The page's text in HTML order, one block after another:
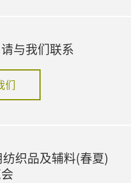
与我们联系
们
织品及辅料(春夏)